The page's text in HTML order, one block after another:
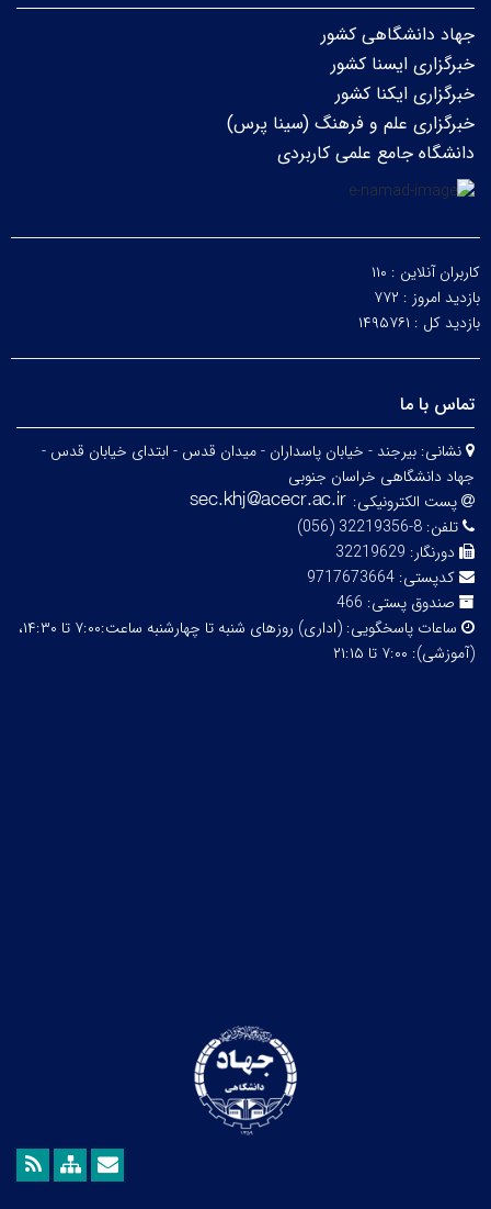
جهاد دانشگاهی کشور
خبرگزاری ایسنا کشور
خبرگزاری ایکنا کشور
خبرگزاری علم و فرهنگ (سینا پرس)
دانشگاه جامع علمی کاربردی
کاربران آنلاین : ۱۱۰
بازدید امروز : ۷۷۲
بازدید کل : ۱۴۹۵۷۶۱
تماس با ما
نشانی: بیرجند - خیابان پاسداران - میدان قدس - ابتدای خیابان قدس -
جهاد دانشگاهی خراسان جنوبی
پست الکترونیکی:
تلفن: 8-32219356 (056)
دورنگار: 32219629
کدپستی: 9717673664
صندوق پستی: 466
ساعات پاسخگویی:
(اداری) روزهای شنبه تا چهارشنبه ساعت:۷:۰۰ تا ۱۴:۳۰،
(آموزشی): ۷:۰۰ تا ۲۱:۱۵